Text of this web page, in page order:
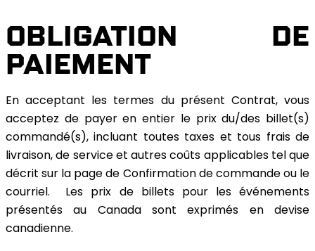
OBLIGATION DE
PAIEMENT
En acceptant les termes du présent Contrat, vous
acceptez de payer en entier le prix du/des billet(s)
commandé(s), incluant toutes taxes et tous frais de
livraison, de service et autres coûts applicables tel que
décrit sur la page de Confirmation de commande ou le
courriel. Les prix de billets pour les événements
présentés au Canada sont exprimés en devise
canadienne.